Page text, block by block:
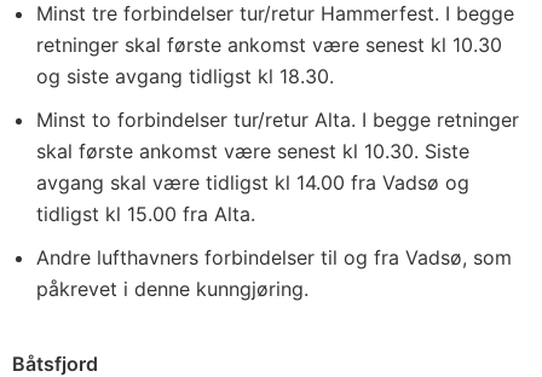
Minst tre forbindelser tur/retur Hammerfest. I begge
retninger skal første ankomst være senest kl 10.30
og siste avgang tidligst kl 18.30.
Minst to forbindelser tur/retur Alta. I begge retninger
skal første ankomst være senest kl 10.30. Siste
avgang skal være tidligst kl 14.00 fra Vadsø og
tidligst kl 15.00 fra Alta.
Andre lufthavners forbindelser til og fra Vadsø, som
påkrevet i denne kunngjøring.
Båtsfjord